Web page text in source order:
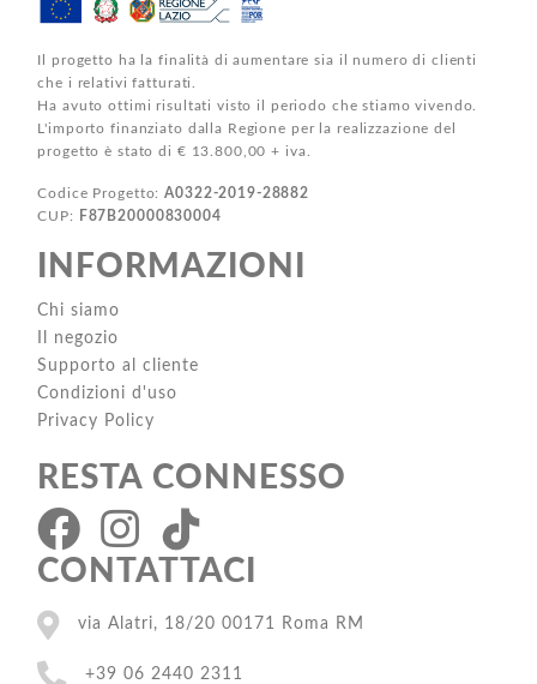
Il progetto ha la finalità di aumentare sia il numero di clienti
che i relativi fatturati.
Ha avuto ottimi risultati visto il periodo che stiamo vivendo.
L'importo finanziato dalla Regione per la realizzazione del
progetto è stato di € 13.800,00 + iva.
Codice Progetto:A0322-2019-28882
CUP:
F87B20000830004
INFORMAZIONI
Chi siamo
Il negozio
Supporto al cliente
Condizioni d'uso
Privacy Policy
RESTA CONNESSO
CONTATTACI
via Alatri, 18/20 00171 Roma RM
+39 06 2440 2311